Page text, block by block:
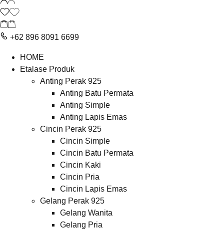
+62 896 8091 6699
HOME
Etalase Produk
Anting Perak 925
Anting Batu Permata
Anting Simple
Anting Lapis Emas
Cincin Perak 925
Cincin Simple
Cincin Batu Permata
Cincin Kaki
Cincin Pria
Cincin Lapis Emas
Gelang Perak 925
Gelang Wanita
Gelang Pria